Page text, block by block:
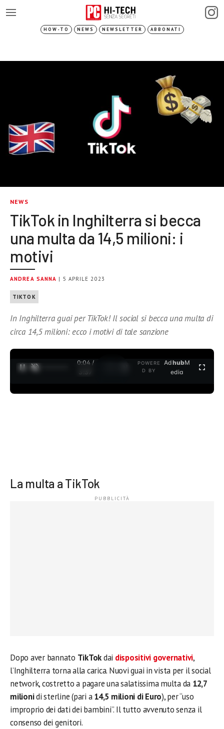
HOW-TO NEWS NEWSLETTER ABBONATI
NEWS
TikTok in Inghilterra si becca
una multa da 14,5 milioni: i
motivi
ANDREA SANNA | 5 APRILE 2023
TIKTOK
In Inghilterra guai per TikTok! Il social si becca una multa di
circa 14,5 milioni: ecco i motivi di tale sanzione
0:04 /
3:37
POWERE
D BY
AdhubM
edia
La multa a TikTok
Dopo aver bannato TikTokdai dispositivi governativi,
l’Inghilterra torna alla carica. Nuovi guai in vista per il social
network, costretto a pagare una salatissima multa da 12,7
milionidi sterline (pari a14,5 milioni di Euro), per “uso
improprio dei dati dei bambini”. Il tutto avvenuto senza il
consenso dei genitori.